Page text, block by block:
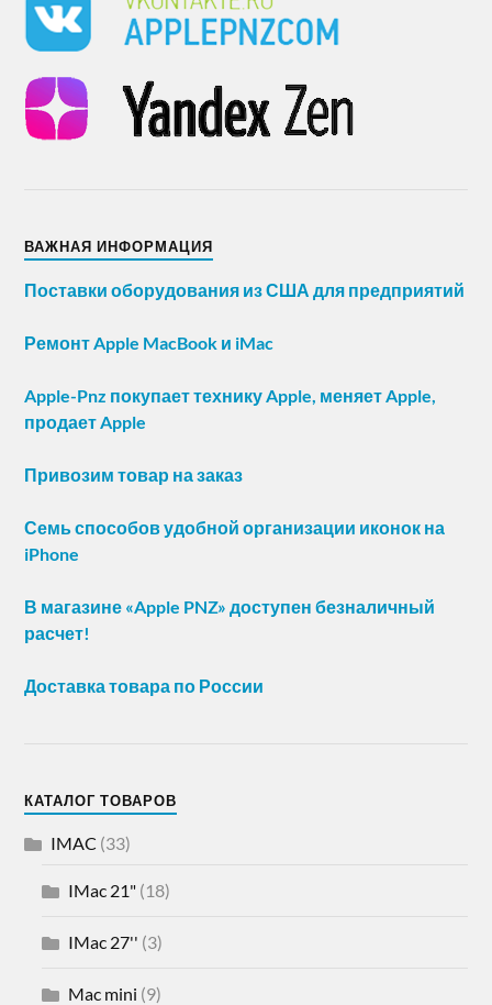
ВАЖНАЯ ИНФОРМАЦИЯ
Поставки оборудования из США для предприятий
Ремонт Apple MacBook и iMac
Apple-Pnz покупает технику Apple, меняет Apple,
продает Apple
Привозим товар на заказ
Семь способов удобной организации иконок на
iPhone
В магазине «Apple PNZ» доступен безналичный
расчет!
Доставка товара по России
КАТАЛОГ ТОВАРОВ
IMAC (33)
IMac 21" (18)
IMac 27'' (3)
Mac mini (9)